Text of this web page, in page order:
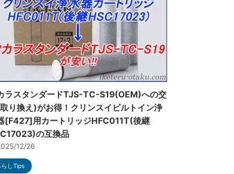
ラスタンダードTJS-TC-S19(OEM)への交
り換え)がお得！クリンスイビルトイン浄
[F427]用カートリッジHFC011T(後継
の互換品
12/26
らしTips